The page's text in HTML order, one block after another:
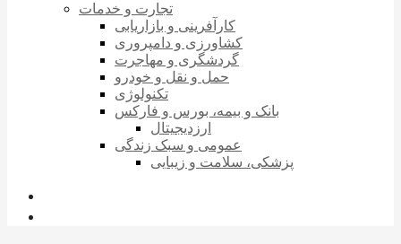
تجارت و خدمات
کارآفرینی و بازاریابی
کشاورزی و دامپروری
گردشگری و مهاجرت
حمل و نقل و خودرو
تکنولوژی
بانک و بیمه، بورس و فارکس
ارزدیجیتال
عمومی و سبک زندگی
پزشکی، سلامت و زیبایی